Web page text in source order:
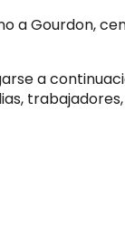
a Gourdon,
a